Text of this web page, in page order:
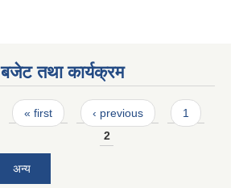
बजेट तथा कार्यक्रम
Pages
« first ‹ previous
1
2
अन्य